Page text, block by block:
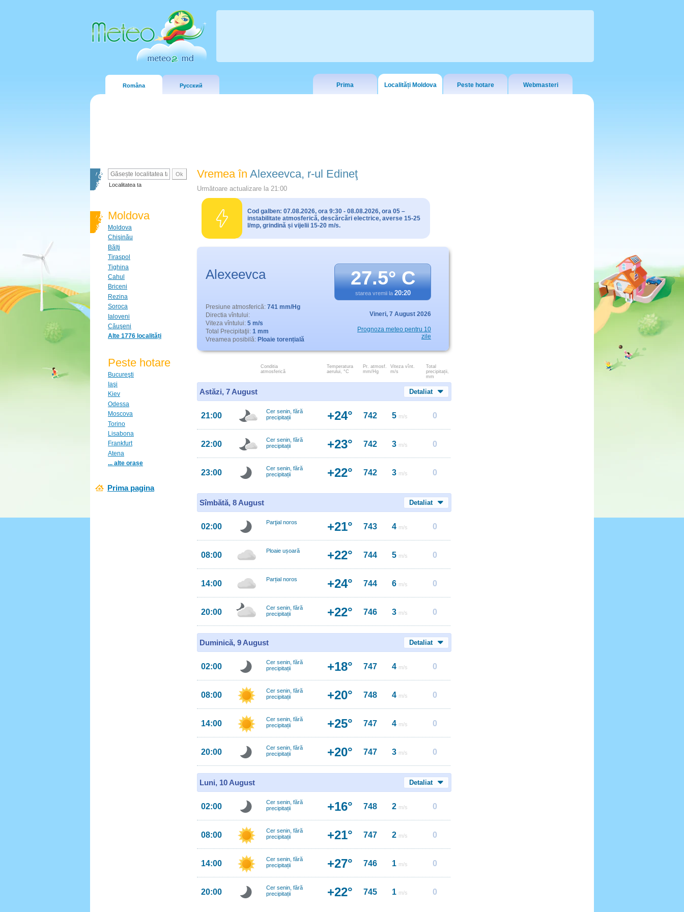
Româna Русский Prima Localități Moldova Peste hotare Webmasteri
Localitatea ta
Moldova
Moldova
Chişinău
Bălţi
Tiraspol
Tighina
Cahul
Briceni
Rezina
Soroca
Ialoveni
Căuşeni
Alte 1776 localități
Peste hotare
Bucureşti
Iaşi
Kiev
Odessa
Moscova
Torino
Lisabona
Frankfurt
Atena
... alte orașe
Prima pagina
Vremea în Alexeevca, r-ul Edineţ
Următoare actualizare la 21:00
Cod galben: 07.08.2026, ora 9:30 - 08.08.2026, ora 05 –
instabilitate atmosferică, descărcări electrice, averse 15-25
l/mp, grindină și vijelii 15-20 m/s.
Alexeevca 27.5° C
starea vremii la 20:20
Presiune atmosferică: 741 mm/Hg
Directia vîntului:
Viteza vîntului: 5 m/s
Total Precipitaţii: 1 mm
Vreamea posibilă: Ploaie torențială
Vineri, 7 August 2026
Prognoza meteo pentru 10
zile
Conditia
atmosferică
Temperatura
aerului, °C
Pr. atmosf.
mm/Hg
Viteza vînt.
m/s
Total
precipitații,
mm
Astăzi, 7 August Detaliat
21:00
Cer senin, fără
precipitații
+24° 742 5 m/s 0
22:00
Cer senin, fără
precipitații
+23° 742 3 m/s 0
23:00
Cer senin, fără
precipitații
+22° 742 3 m/s 0
Sîmbătă, 8 August Detaliat
02:00 Parţial noros +21° 743 4 m/s 0
08:00 Ploaie ușoară +22° 744 5 m/s 0
14:00 Parțial noros +24° 744 6 m/s 0
20:00
Cer senin, fără
precipitații
+22° 746 3 m/s 0
Duminică, 9 August Detaliat
02:00
Cer senin, fără
precipitații
+18° 747 4 m/s 0
08:00
Cer senin, fără
precipitații
+20° 748 4 m/s 0
14:00
Cer senin, fără
precipitații
+25° 747 4 m/s 0
20:00
Cer senin, fără
precipitații
+20° 747 3 m/s 0
Luni, 10 August Detaliat
02:00
Cer senin, fără
precipitații
+16° 748 2 m/s 0
08:00
Cer senin, fără
precipitații
+21° 747 2 m/s 0
14:00
Cer senin, fără
precipitații
+27° 746 1 m/s 0
20:00
Cer senin, fără
precipitații
+22° 745 1 m/s 0